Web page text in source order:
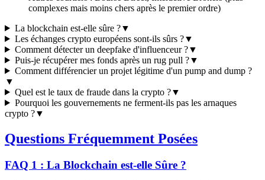
complexes mais moins chers après le premier ordre)
La blockchain est-elle sûre ?▼
Les échanges crypto européens sont-ils sûrs ?▼
Comment détecter un deepfake d'influenceur ?▼
Puis-je récupérer mes fonds après un rug pull ?▼
Comment différencier un projet légitime d'un pump and dump ?
▼
Quel est le taux de fraude dans la crypto ?▼
Pourquoi les gouvernements ne ferment-ils pas les arnaques
crypto ?▼
Questions Fréquemment Posées
FAQ 1 : La Blockchain est-elle Sûre ?